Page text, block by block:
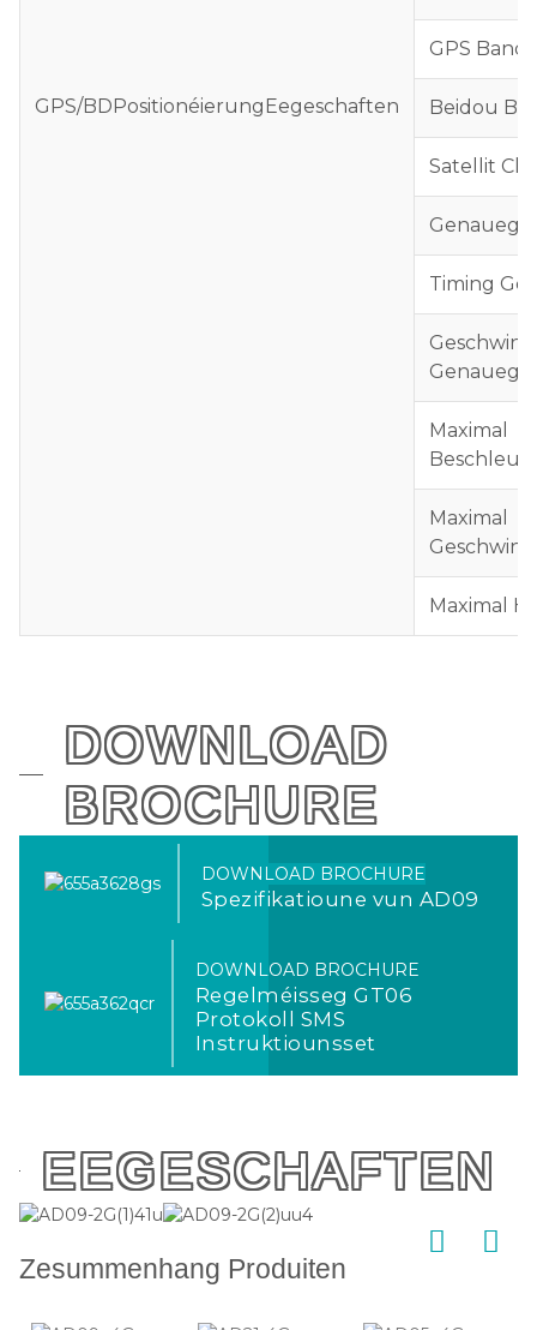
GPS/BDPositionéierungEegeschaften
GPS Bands
Beidou
Satellit
Timing
Maximal
Maximal
Maximal
DOWNLOAD
BROCHURE
DOWNLOAD BROCHURE
Spezifikatioune vun AD09
DOWNLOAD BROCHURE
Regelméisseg GT06
Protokoll SMS
Instruktiounsset
EEGESCHAFTEN
Zesummenhang Produiten